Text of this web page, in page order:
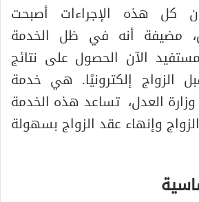
كل هذه الإجراءات أصبحت
مضيفة أنه في ظل الخدمة
الآن الحصول على نتائج
الزواج إلكترونيًا. هي خدمة
وزارة العدل، تساعد هذه الخدمة
وإنهاء عقد الزواج بسهولة